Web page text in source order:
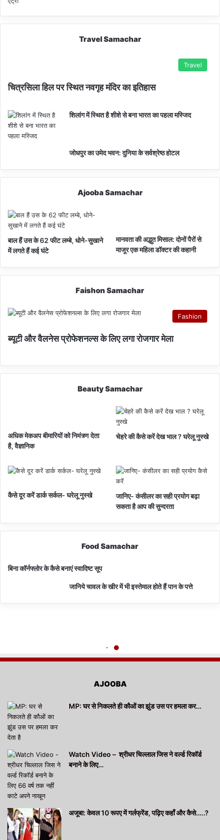
Travel Samachar
Travel
चित्रसिला हिल पर स्थित नवगृह मंदिर का इतिहास
शिलांग में स्थित है शीशे से बना भारत का पहला मस्जिद
जोधपुर का उमेद भवन: दुनिया के सर्वश्रेष्ठ होटल
Ajooba Samachar
बाल हैं उस के 62 फीट लम्बे, धोने-सुखाने
में लगते हैं कई घंटे
मानवता की अद्भुत मिसाल: दोनों पैरों से
माजूर एक महिला डॉक्टर की कहानी
Faishon Samachar
Fashion
ब्यूटी और वैलनेस प्रोफेशनल्स के लिए लगा रोजगार मेला
Beauty Samachar
अधिक मेकअप बीमारियों को निमंत्र्ण देता
है, वैज्ञानिक
चेहरे की कैसे करें देख भाल ? घरेलू नुस्खे
कैसे दूर करें डार्क सर्कल- घरेलू नुस्खे
जानिए- कंसीलर का सही प्रयोग बढ़ा
सकता है आप की सुन्दरता
Food Samachar
बिना कॉर्नफ्लोर के कैसे बनाएं स्वादिष्ट सूप
जानिये चावल के खीर में भी इस्तेमाल होते हैं पान के पत्ते
AJOOBA
MP: घर से निकलते ही कौओं का झुंड उस पर हमला कर…
Watch Video – श्रीधर चिल्लाल जिस ने वर्ल्ड रिकॉर्ड
बनाने के लिए…
अजूबा: केवल 10 रूपए में गर्लफ्रेंड, पढ़िए कहाँ और कैसे…..?